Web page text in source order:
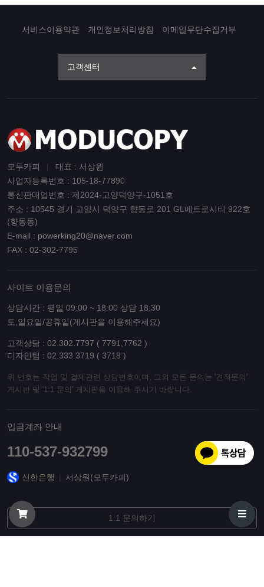
서비스이용약관 개인정보처리방침 이메일무단수집거부
고객센터
모두카피
대표 : 서상원
사업자등록번호 : 105-18-77890
통신판매업번호 : 제2024-고양덕양구-1051호
주소 : 10545 경기 고양시 덕양구 향동로 201 GL메트로시티 922호
(향동동)
E-mail : powerking20@naver.com
FAX : 02-302-7795
사이트 이용문의
상담시간 : 평일 09:00 ~ 18:00 상담 18:30
토,일요일/공휴일(게시판을 이용해주세요)
고객상담 : 02.302.7797 ( 7791,7762 )
디자인팀 : 02.333.3719 ( 3718 )
위 번호는 작업 및 결제관련 상담번호이며, 그외 모든 문의는 '견적문의'
게시판 및 '1:1 문의' 게시판을 이용해 주시기 바랍니다.
입금계좌 안내
110-537-932799
신한은행 서상원(모두카피)
1:1 문의하기